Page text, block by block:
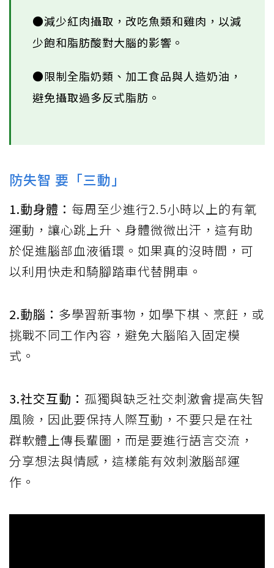
●減少紅肉攝取，改吃魚類和雞肉，以減
少飽和脂肪酸對大腦的影響。
●限制全脂奶類、加工食品與人造奶油，
避免攝取過多反式脂肪。
防失智 要「三動」
1.動身體： 每周至少進行2.5小時以上的有氧
運動，讓心跳上升、身體微微出汗，這有助
於促進腦部血液循環。如果真的沒時間，可
以利用快走和騎腳踏車代替開車。
2.動腦： 多學習新事物，如學下棋、烹飪，或
挑戰不同工作內容，避免大腦陷入固定模
式。
3.社交互動： 孤獨與缺乏社交刺激會提高失智
風險，因此要保持人際互動，不要只是在社
群軟體上傳長輩圖，而是要進行語言交流，
分享想法與情感，這樣能有效刺激腦部運
作。